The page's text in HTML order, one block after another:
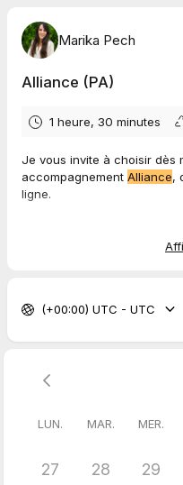
Marika Pech
Alliance (PA)
1 heure, 30 minutes
Je vous invite à choisir dès
accompagnement Alliance,
ligne.
la maturation intérieure
séance.
Teams.
Le lien vous
💳 Les paiements
email vous sera envoyé à ce
(+00:00) UTC - UTC
LUN. MAR. MER.
27 28 29